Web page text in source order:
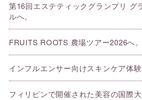
第16回エステティックグランプリ グ
ルへ。
FRUITS ROOTS 農場ツアー2026へ。
インフルエンサー向けスキンケア体験
フィリピンで開催された美容の国際大